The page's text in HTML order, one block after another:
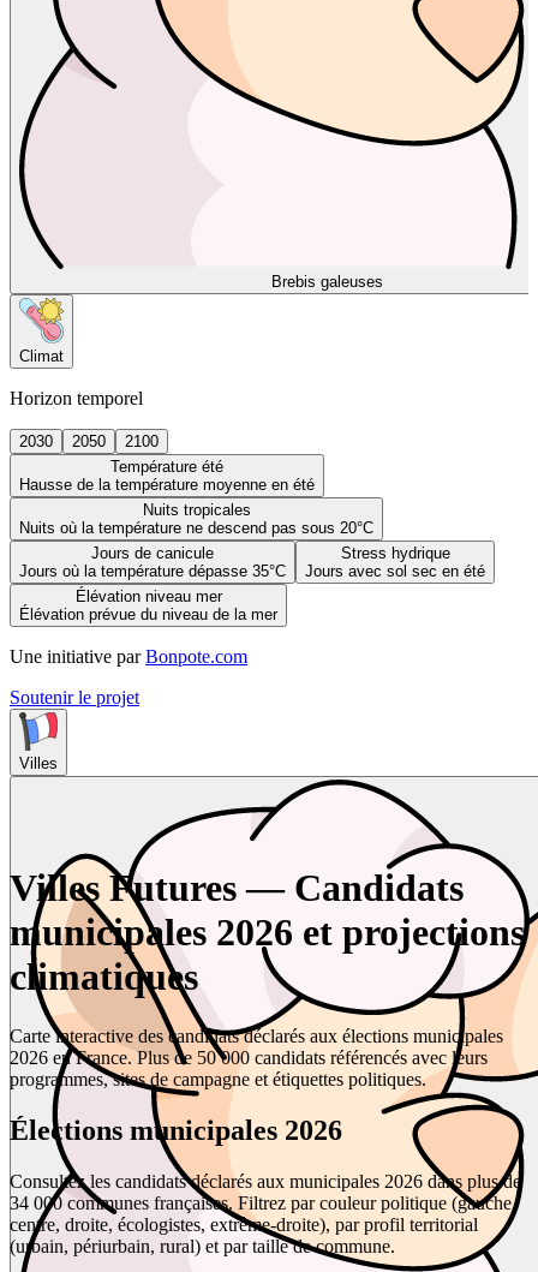
Brebis galeuses
Climat
Horizon temporel
2030 2050
2100
Température été
Hausse de la température moyenne en été
Nuits tropicales
Nuits où la température ne descend pas sous 20°C
Jours de canicule
Jours où la température dépasse 35°C
Stress hydrique
Jours avec sol sec en été
Élévation niveau mer
Élévation prévue du niveau de la mer
Une initiative par Bonpote.com
Soutenir le projet
Villes
Villes Futures — Candidats
municipales 2026 et projections
climatiques
Carte interactive des candidats déclarés aux élections municipales
2026 en France. Plus de 50 000 candidats référencés avec leurs
programmes, sites de campagne et étiquettes politiques.
Élections municipales 2026
Consultez les candidats déclarés aux municipales 2026 dans plus de
34 000 communes françaises. Filtrez par couleur politique (gauche,
centre, droite, écologistes, extrême-droite), par profil territorial
(urbain, périurbain, rural) et par taille de commune.